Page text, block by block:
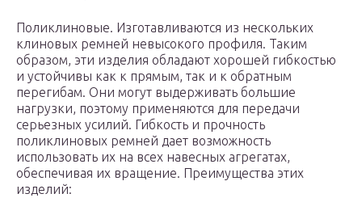
Поликлиновые. Изготавливаются из нескольких
клиновых ремней невысокого профиля. Таким
образом, эти изделия обладают хорошей гибкостью
и устойчивы как к прямым, так и к обратным
перегибам. Они могут выдерживать большие
нагрузки, поэтому применяются для передачи
серьезных усилий. Гибкость и прочность
поликлиновых ремней дает возможность
использовать их на всех навесных агрегатах,
обеспечивая их вращение. Преимущества этих
изделий: